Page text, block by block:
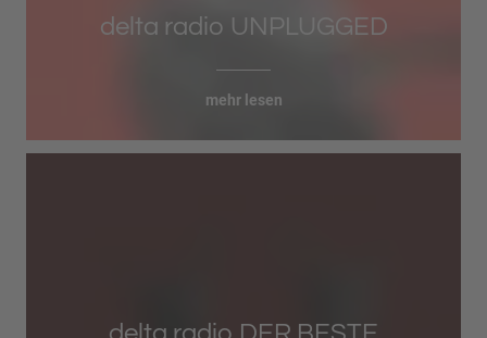
delta radio UNPLUGGED
mehr lesen